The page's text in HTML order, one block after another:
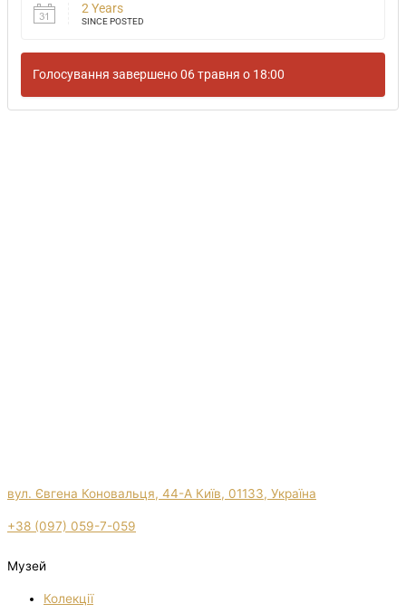
2 Years
SINCE POSTED
Голосування завершено 06 травня о 18:00
вул. Євгена Коновальця, 44-А Київ, 01133, Україна
+38 (097) 059-7-059
Музей
Колекції